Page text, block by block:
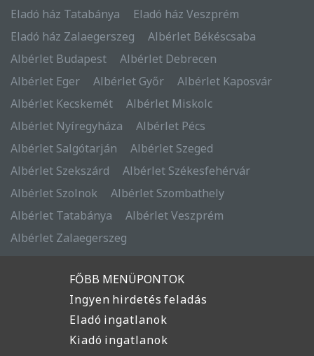
Eladó ház Tatabánya
Eladó ház Veszprém
Eladó ház Zalaegerszeg
Albérlet Békéscsaba
Albérlet Budapest
Albérlet Debrecen
Albérlet Eger
Albérlet Győr
Albérlet Kaposvár
Albérlet Kecskemét
Albérlet Miskolc
Albérlet Nyíregyháza
Albérlet Pécs
Albérlet Salgótarján
Albérlet Szeged
Albérlet Szekszárd
Albérlet Székesfehérvár
Albérlet Szolnok
Albérlet Szombathely
Albérlet Tatabánya
Albérlet Veszprém
Albérlet Zalaegerszeg
FŐBB MENÜPONTOK
Ingyen hirdetés feladás
Eladó ingatlanok
Kiadó ingatlanok